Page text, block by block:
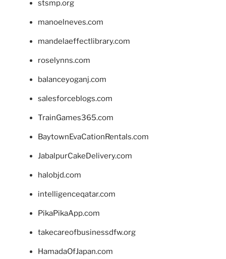
stsmp.org
manoelneves.com
mandelaeffectlibrary.com
roselynns.com
balanceyoganj.com
salesforceblogs.com
TrainGames365.com
BaytownEvaCationRentals.com
JabalpurCakeDelivery.com
halobjd.com
intelligenceqatar.com
PikaPikaApp.com
takecareofbusinessdfw.org
HamadaOfJapan.com